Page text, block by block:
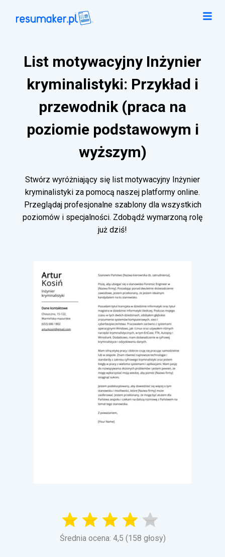
List motywacyjny Inżynier
kryminalistyki: Przykład i
przewodnik (praca na
poziomie podstawowym i
wyższym)
Stwórz wyróżniający się list motywacyjny Inżynier
kryminalistyki za pomocą naszej platformy online.
Przeglądaj profesjonalne szablony dla wszystkich
poziomów i specjalności. Zdobądź wymarzoną rolę
już dziś!
Średnia ocena: 4,5 (158 głosy)